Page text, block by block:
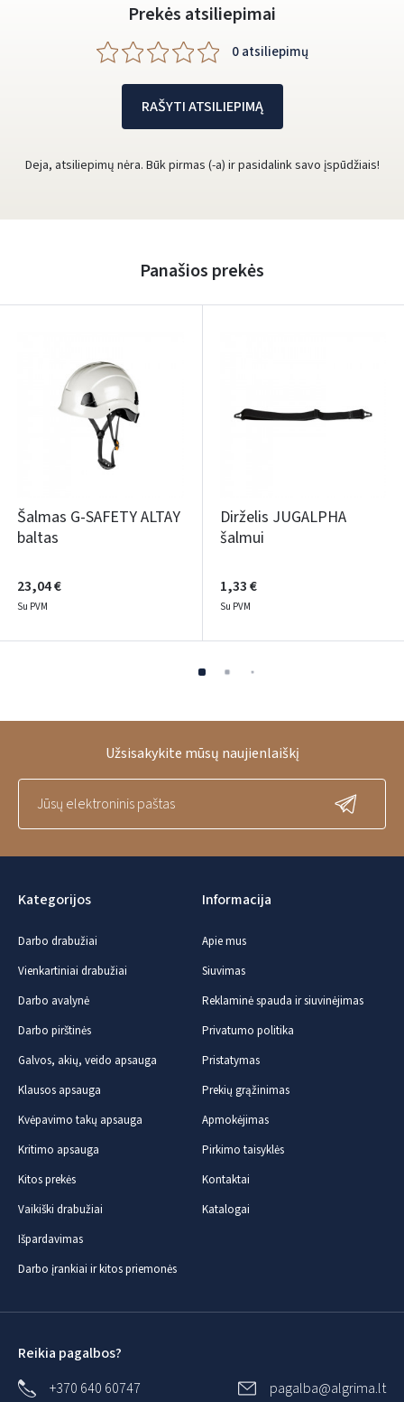
Prekės atsiliepimai
0 atsiliepimų
RAŠYTI ATSILIEPIMĄ
Deja, atsiliepimų nėra. Būk pirmas (-a) ir pasidalink savo įspūdžiais!
Panašios prekės
Šalmas G-SAFETY ALTAY
baltas
23,04 €
Su PVM
Dirželis JUGALPHA
šalmui
1,33 €
Su PVM
Kategorijos
Darbo drabužiai
Vienkartiniai drabužiai
Darbo avalynė
Darbo pirštinės
Galvos, akių, veido apsauga
Klausos apsauga
Kvėpavimo takų apsauga
Kritimo apsauga
Kitos prekės
Vaikiški drabužiai
Išpardavimas
Darbo įrankiai ir kitos priemonės
Informacija
Apie mus
Siuvimas
Reklaminė spauda ir siuvinėjimas
Privatumo politika
Pristatymas
Prekių grąžinimas
Apmokėjimas
Pirkimo taisyklės
Kontaktai
Katalogai
Užsisakykite mūsų naujienlaiškį
Reikia pagalbos?
+370 640 60747
pagalba@algrima.lt